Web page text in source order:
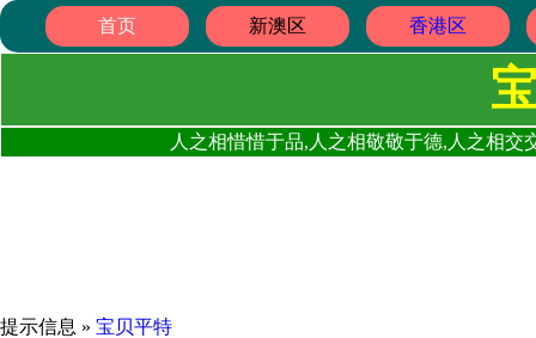
首页 新澳区 香港区
人之相惜惜于品,人之相敬敬于德,人之相
提示信息 » 宝贝平特